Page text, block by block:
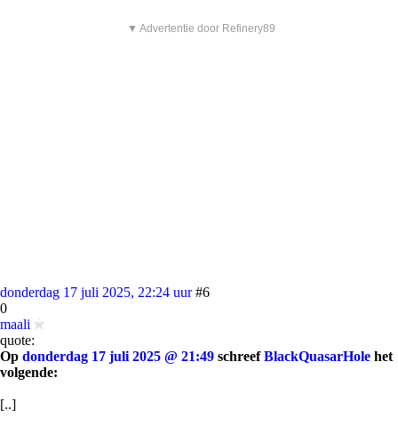
▼ Advertentie door Refinery89
donderdag 17 juli 2025, 22:24 uur #6
0
maali
quote:
Op donderdag 17 juli 2025 @ 21:49 schreefBlackQuasarHole het
volgende:
[..]